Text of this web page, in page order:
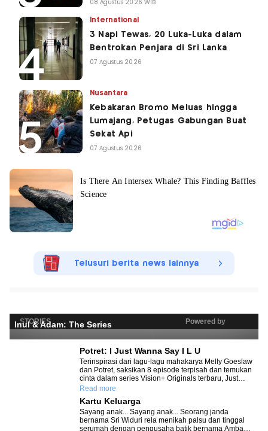
08 Agustus 2026 WIB
International
3 Napi Tewas, 20 Luka-Luka dalam
Bentrokan Penjara di Sri Lanka
07 Agustus 2026
Nusantara
Kebakaran Bromo Meluas hingga
Lumajang, Petugas Gabungan Buat
Sekat Api
07 Agustus 2026
Telusuri berita news lainnya